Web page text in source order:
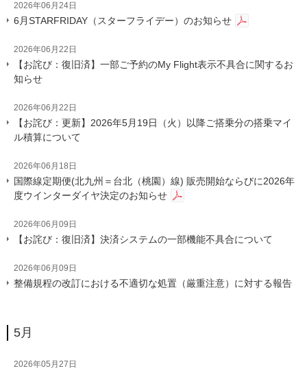
2026年06月24日
6月STARFRIDAY（スターフライデー）のお知らせ
2026年06月22日
【お詫び：復旧済】一部ご予約のMy Flight表示不具合に関するお
知らせ
2026年06月22日
【お詫び：更新】2026年5月19日（火）以降ご搭乗分の搭乗マイ
ル積算について
2026年06月18日
国際線定期便(北九州＝台北（桃園）線) 販売開始ならびに2026年
度ウインターダイヤ決定のお知らせ
2026年06月09日
【お詫び：復旧済】決済システムの一部機能不具合について
2026年06月09日
整備規程の改訂における不適切な処置（厳重注意）に対する報告
5月
2026年05月27日